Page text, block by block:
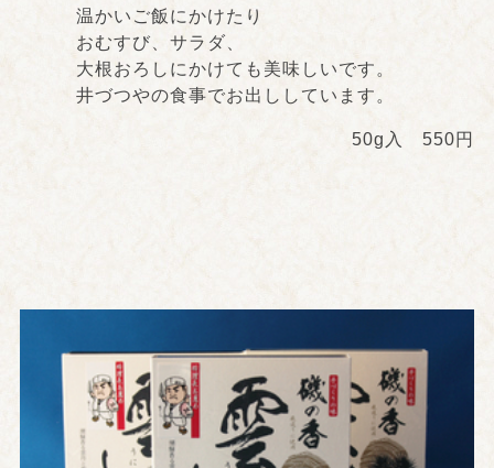
温かいご飯にかけたり
おむすび、サラダ、
大根おろしにかけても美味しいです。
井づつやの食事でお出ししています。
50g入 550円